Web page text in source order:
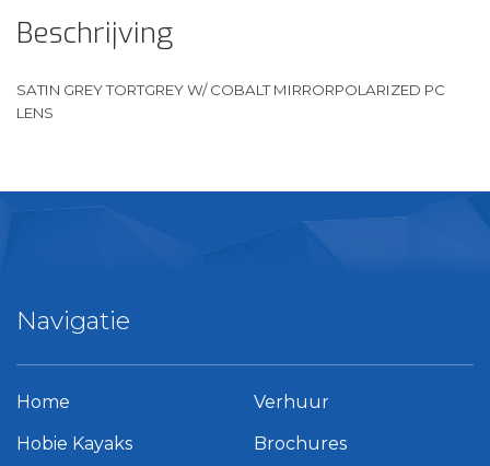
Beschrijving
SATIN GREY TORTGREY W/ COBALT MIRRORPOLARIZED PC
LENS
Navigatie
Home
Hobie Kayaks
Verhuur
Brochures